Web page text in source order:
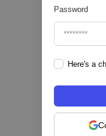
Password
Here's a
hiSofi, Fintech
levanta US$1
regional en